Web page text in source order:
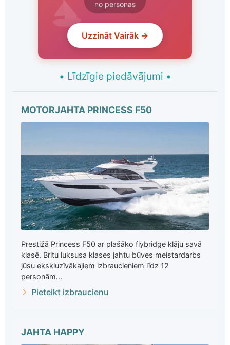
no personas
Uzzināt Vairāk →
• Līdzīgie piedāvājumi •
MOTORJAHTA PRINCESS F50
Prestižā Princess F50 ar plašāko flybridge klāju savā
klasē. Britu luksusa klases jahtu būves meistardarbs
jūsu ekskluzīvākajiem izbraucieniem līdz 12
personām...
Pieteikt izbraucienu
JAHTA HAPPY